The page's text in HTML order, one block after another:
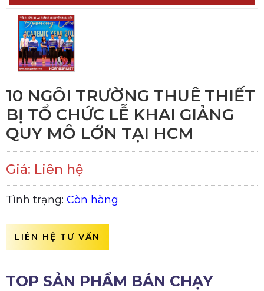
10 NGÔI TRƯỜNG THUÊ THIẾT
BỊ TỔ CHỨC LỄ KHAI GIẢNG
QUY MÔ LỚN TẠI HCM
Giá: Liên hệ
Tình trạng: Còn hàng
LIÊN HỆ TƯ VẤN
TOP SẢN PHẨM BÁN CHẠY